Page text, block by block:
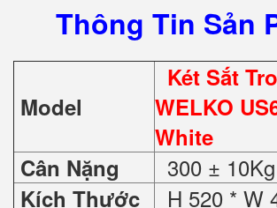
Thông Tin Sản
Model
Két Sắt
WELKO
White
Cân Nặng
300 ± 10Kg
Kích Thước
H 520 * W